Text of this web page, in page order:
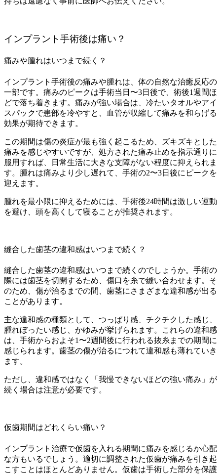
インプラント手術後は痛い？
痛みや腫れはいつまで続く？
インプラント手術後の痛みや腫れは、体の自然な治癒反応の
一部です。痛みのピークは手術当日〜3日後で、術後1週間ほ
どで落ち着きます。痛みが強い場合は、冷たいタオルやアイ
スパックで患部を冷やすと、血管が収縮して痛みを和らげる
効果が期待できます。
この期間は傷の炎症が最も強く起こるため、ズキズキとした
痛みを感じやすいですが、処方された痛み止めを指示通りに
服用すれば、日常生活に大きな支障がない程度に抑えられま
す。腫れは痛みより少し遅れて、手術の2〜3日後にピークを
迎えます。
腫れを最小限に抑えるためには、手術後24時間は激しい運動
を避け、頭を高くして寝ることが推奨されます。
縫合した歯茎の違和感はいつまで続く？
縫合した歯茎の違和感はいつまで続くのでしょうか。手術の
際には歯茎を切開するため、傷口を糸で縫い合わせます。そ
のため、傷が治るまでの間、歯茎にさまざまな違和感が出る
ことがあります。
主な違和感の種類として、つっぱり感、チクチクした感じ、
腫れぼったい感じ、かゆみが挙げられます。これらの違和感
は、手術からおよそ1〜2週間後に行われる抜糸までの期間に
感じられます。歯茎の傷が治るにつれて違和感も薄れていき
ます。
ただし、違和感ではなく「我慢できないほどの強い痛み」が
続く場合は注意が必要です。
仮歯期間はどれくらい痛い？
インプラント治療で仮歯を入れる期間に痛みを感じるか心配
な方もいるでしょう。適切に調整された仮歯が痛みを引き起
こすことはほとんどありません。仮歯は手術した部分を保護